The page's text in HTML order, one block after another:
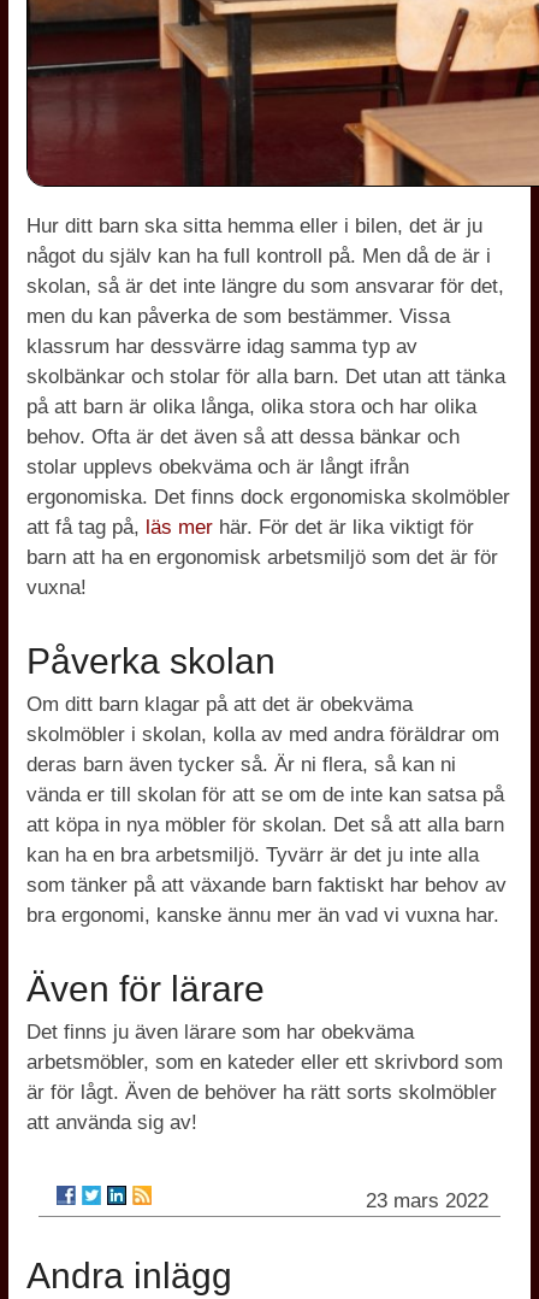
Hur ditt barn ska sitta hemma eller i bilen, det är ju
något du själv kan ha full kontroll på. Men då de är i
skolan, så är det inte längre du som ansvarar för det,
men du kan påverka de som bestämmer. Vissa
klassrum har dessvärre idag samma typ av
skolbänkar och stolar för alla barn. Det utan att tänka
på att barn är olika långa, olika stora och har olika
behov. Ofta är det även så att dessa bänkar och
stolar upplevs obekväma och är långt ifrån
ergonomiska. Det finns dock ergonomiska skolmöbler
att få tag på, läs merhär. För det är lika viktigt för
barn att ha en ergonomisk arbetsmiljö som det är för
vuxna!
Påverka skolan
Om ditt barn klagar på att det är obekväma
skolmöbler i skolan, kolla av med andra föräldrar om
deras barn även tycker så. Är ni flera, så kan ni
vända er till skolan för att se om de inte kan satsa på
att köpa in nya möbler för skolan. Det så att alla barn
kan ha en bra arbetsmiljö. Tyvärr är det ju inte alla
som tänker på att växande barn faktiskt har behov av
bra ergonomi, kanske ännu mer än vad vi vuxna har.
Även för lärare
Det finns ju även lärare som har obekväma
arbetsmöbler, som en kateder eller ett skrivbord som
är för lågt. Även de behöver ha rätt sorts skolmöbler
att använda sig av!
23 mars 2022
Andra inlägg